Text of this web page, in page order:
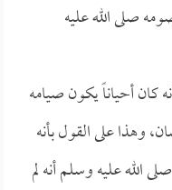
صلى الله عليه
كان أحياناً يكون صيامه
وهذا على القول بأنه
الله عليه وسلم أنه لم